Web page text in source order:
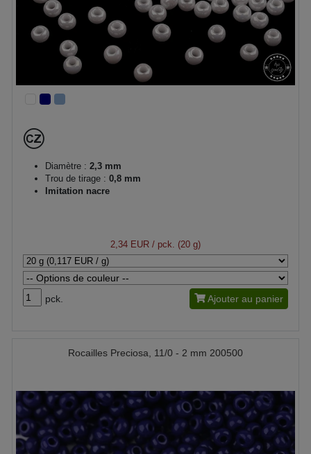
Diamètre : 2,3 mm
Trou de tirage : 0,8 mm
Imitation nacre
2,34 EUR / pck. (20 g)
pck. Ajouter au panier
Rocailles Preciosa, 11/0 - 2 mm 200500